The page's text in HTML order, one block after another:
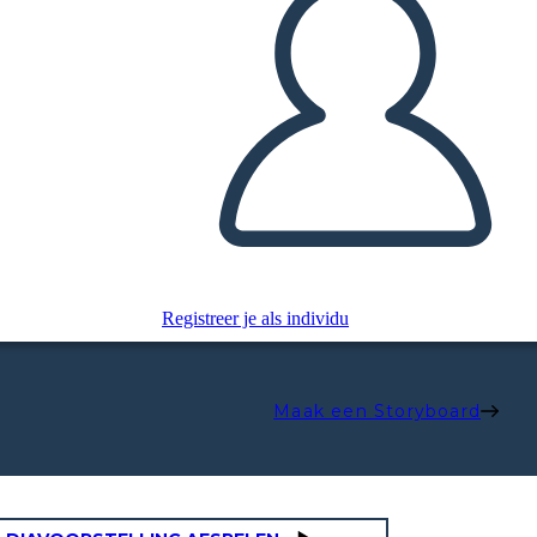
Registreer je als individu
Maak een Storyboard